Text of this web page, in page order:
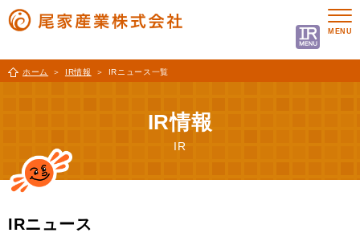
ホーム IR情報 IRニュース一覧
IR情報
IR
IRニュース